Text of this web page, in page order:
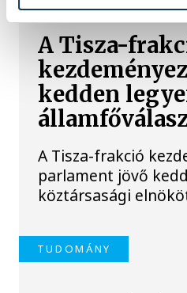
A Tisza-
kedden
A Tisza-frakció
parlament jövő
köztársasági
TUDOMÁNY